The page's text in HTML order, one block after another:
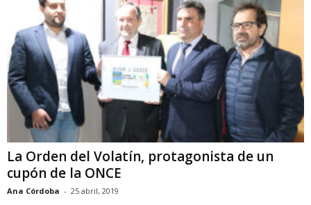
La Orden del Volatín, protagonista de un
cupón de la ONCE
Ana Córdoba - 25 abril, 2019